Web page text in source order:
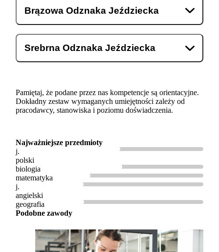
Brązowa Odznaka Jeździecka
Srebrna Odznaka Jeździecka
Pamiętaj, że podane przez nas kompetencje są orientacyjne.
Dokładny zestaw wymaganych umiejętności zależy od
pracodawcy, stanowiska i poziomu doświadczenia.
Najważniejsze przedmioty
j.
polski
biologia
matematyka
j.
angielski
geografia
Podobne zawody